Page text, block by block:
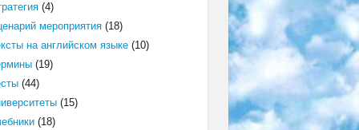
(4)
мероприятия(18)
на английском языке(10)
(19)
(44)
(15)
(18)